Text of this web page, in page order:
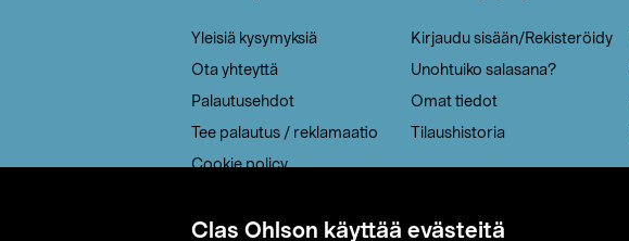
Clas Ohlson käyttää evästeitä
Yleisiä kysymyksiä
Ota yhteyttä
Palautusehdot
Tee palautus / reklamaatio
Cookie policy
Saavutettavuus
Kirjaudu sisään/Rekisteröidy
Unohtuiko salasana?
Omat tiedot
Tilaushistoria